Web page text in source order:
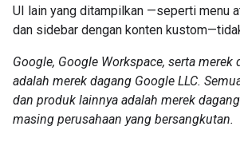
UI lain yang ditampilkan —seperti menu
dan sidebar dengan konten
Google, Google Workspace, serta merek
adalah merek dagang Google LLC.
dan produk lainnya adalah merek
masing perusahaan yang bersangkutan.